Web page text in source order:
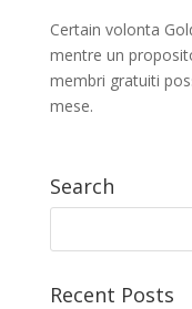
Certain volonta
mentre un
membri gratuiti
mese.
Search
Recent Posts